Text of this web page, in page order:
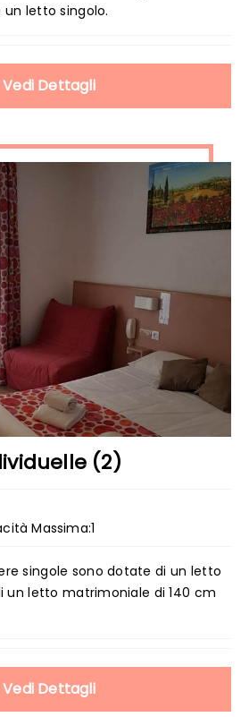
letto singolo.
Vedi Dettagli
(2)
Massima:1
singole sono dotate di un letto
un letto matrimoniale di 140 cm
Vedi Dettagli